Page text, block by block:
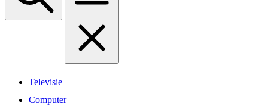
Televisie
Computer